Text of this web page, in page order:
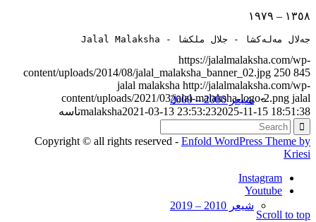
شیعر 2000 – 2009
شیعر 2010 – 2019
١٣٥٨ – ١٩٧٩
جەلال مەلەکشا - جلال ملکشا - Jalal Malaksha
https://jalalmalaksha.com/wp-
content/uploads/2014/08/jalal_malaksha_banner_02.jpg 250 845
jalal malaksha http://jalalmalaksha.com/wp-
content/uploads/2021/03/jalal-malaksha-logo-2.png jalal
malaksha2021-03-13 23:53:232025-11-15 18:51:38 تاسە
Copyright © all rights reserved - Enfold WordPress Theme by
Kriesi
Instagram
Youtube
Scroll to top